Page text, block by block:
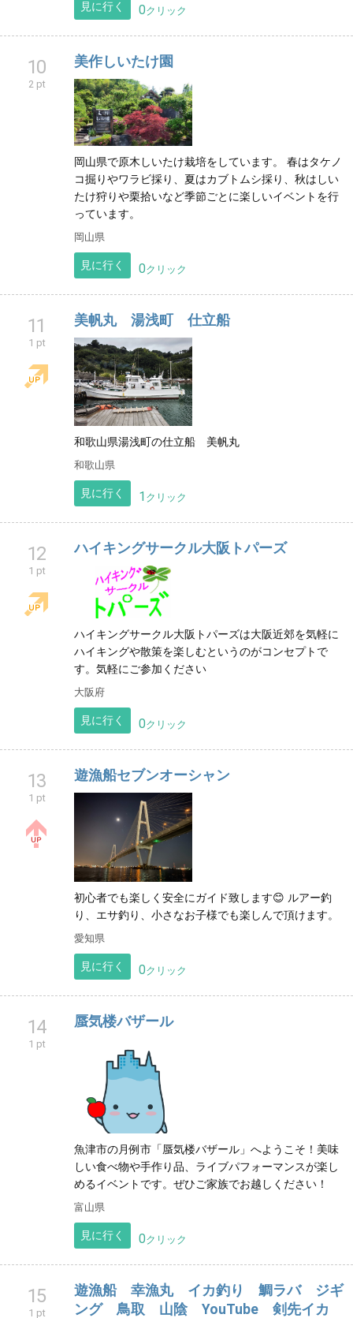
見に行く 0クリック
10
2 pt
美作しいたけ園
岡山県で原木しいたけ栽培をしています。 春はタケノ
コ掘りやワラビ採り、夏はカブトムシ採り、秋はしい
たけ狩りや栗拾いなど季節ごとに楽しいイベントを行
っています。
岡山県
見に行く 0クリック
11
1 pt
美帆丸 湯浅町 仕立船
和歌山県湯浅町の仕立船 美帆丸
和歌山県
見に行く 1 クリック
12
1 pt
ハイキングサークル大阪トパーズ
ハイキングサークル大阪トパーズは大阪近郊を気軽に
ハイキングや散策を楽しむというのがコンセプトで
す。気軽にご参加ください
大阪府
見に行く 0クリック
13
1 pt
遊漁船セブンオーシャン
初心者でも楽しく安全にガイド致します😊 ルアー釣
り、エサ釣り、小さなお子様でも楽しんで頂けます。
愛知県
見に行く 0クリック
14
1 pt
蜃気楼バザール
魚津市の月例市「蜃気楼バザール」へようこそ！美味
しい食べ物や手作り品、ライブパフォーマンスが楽し
めるイベントです。ぜひご家族でお越しください！
富山県
見に行く 0クリック
15
1 pt
遊漁船 幸漁丸 イカ釣り 鯛ラバ ジギ
ング 鳥取 山陰 YouTube 剣先イカ